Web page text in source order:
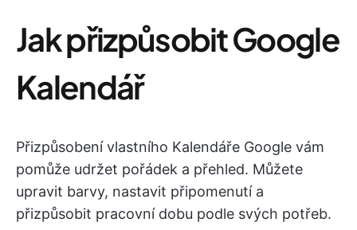
Jak přizpůsobit Google
Kalendář
Přizpůsobení vlastního Kalendáře Google vám
pomůže udržet pořádek a přehled. Můžete
upravit barvy, nastavit připomenutí a
přizpůsobit pracovní dobu podle svých potřeb.